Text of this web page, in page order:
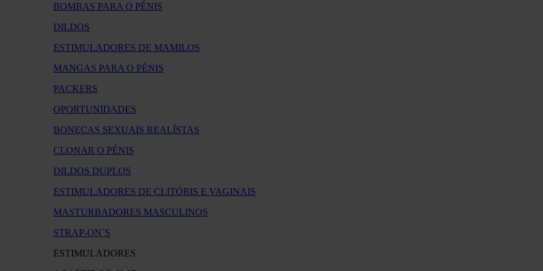
BOMBAS PARA O PÉNIS
DILDOS
ESTIMULADORES DE MAMILOS
MANGAS PARA O PÉNIS
PACKERS
OPORTUNIDADES
BONECAS SEXUAIS REALÍSTAS
CLONAR O PÉNIS
DILDOS DUPLOS
ESTIMULADORES DE CLITÓRIS E VAGINAIS
MASTURBADORES MASCULINOS
STRAP-ON´S
ESTIMULADORES